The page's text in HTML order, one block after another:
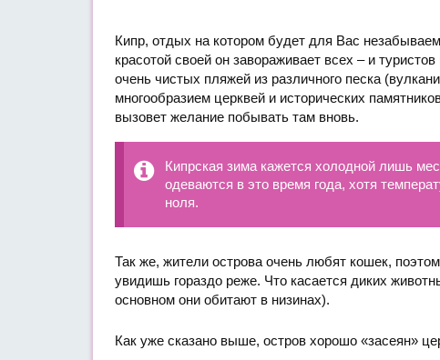
Кипр, отдых на котором будет для Вас
красотой своей он завораживает всех – и
очень чистых пляжей из различного песка
многообразием церквей и исторических
вызовет желание побывать там вновь.
Кипрская зима кажется холодной лишь
одеваются в это время года, хотя
ноля.
Так же, жители острова очень любят кошек,
увидишь гораздо реже. Что касается диких
основном они обитают в низинах).
Как уже сказано выше, остров хорошо «засеян»